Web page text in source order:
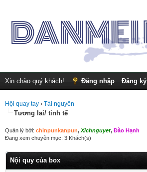
Xin chào quý khách! Đăng nhập Đăng ký
Hội quay tay › Tài nguyên
Tương lai/ tinh tế
Quản lý bởi: chinpunkanpun, Xichnguyet, Đào Hạnh
Đang xem chuyên mục: 3 Khách(s)
Nội quy của box